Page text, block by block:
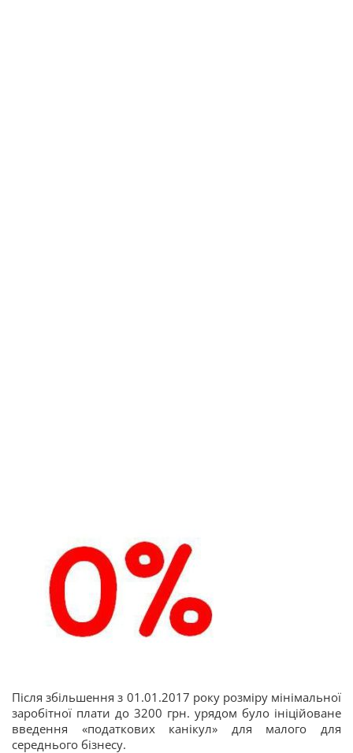
Після збільшення з 01.01.2017 року розміру мінімальної
заробітної плати до 3200 грн. урядом було ініційоване
введення «податкових канікул» для малого для
середнього бізнесу.